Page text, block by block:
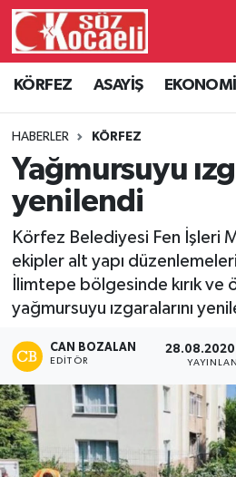
KÖRFEZ ASAYİŞ EKONOMİ
HABERLER KÖRFEZ
Yağmursuyu
yenilendi
Körfez Belediyesi Fen İşleri
ekipler alt yapı
İlimtepe bölgesinde kırık ve
yağmursuyu ızgaralarını
CAN BOZALAN
EDITÖR
28.08.2020
Kocaeli Hava Durumu
Kocaeli Namaz Vakitleri
Kocaeli Trafik Yoğunluk
Süper Lig Puan Durumu
Son Dakika Haberleri
Haber Arşivi